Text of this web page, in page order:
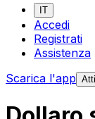
IT
Accedi
Registrati
Assistenza
Scarica l'app